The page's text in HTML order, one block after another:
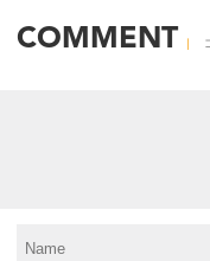
COMMENT